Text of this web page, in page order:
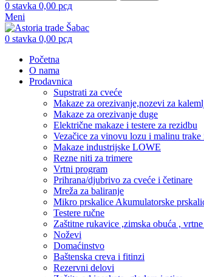
0 stavka 0,00 рсд
Meni
0 stavka 0,00 рсд
Početna
O nama
Prodavnica
Supstrati za cveće
Makaze za orezivanje,nozevi za
Makaze za orezivanje duge
Električne makaze i testere za rezidbu
Vezačice za vinovu lozu i malinu trake
Makaze industrijske LOWE
Rezne niti za trimere
Vrtni program
Prihrana/djubrivo za cveće i četinare
Mreža za baliranje
Mikro prskalice Akumulatorske
Testere ručne
Zaštitne rukavice ,zimska obuća ,
Noževi
Domaćinstvo
Baštenska creva i fitinzi
Rezervni delovi